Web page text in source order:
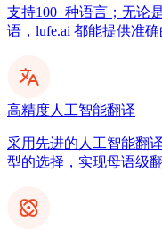
支持100+种语言；无论
语，lufe.ai 都能提供准
高精度人工智能翻译
采用先进的人工智能翻
型的选择，实现母语级